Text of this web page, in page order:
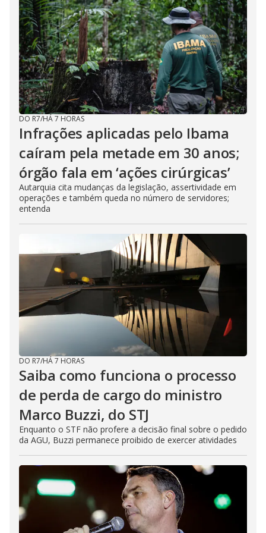
DO R7/HÁ 7 HORAS
Infrações aplicadas pelo Ibama
caíram pela metade em 30 anos;
órgão fala em ‘ações cirúrgicas’
Autarquia cita mudanças da legislação, assertividade em
operações e também queda no número de servidores;
entenda
DO R7/HÁ 7 HORAS
Saiba como funciona o processo
de perda de cargo do ministro
Marco Buzzi, do STJ
Enquanto o STF não profere a decisão final sobre o pedido
da AGU, Buzzi permanece proibido de exercer atividades